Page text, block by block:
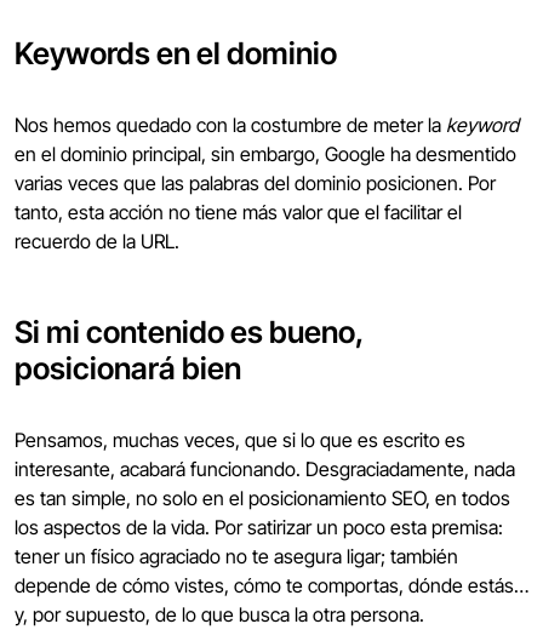
Keywords en el dominio
Nos hemos quedado con la costumbre de meter la keyword
en el dominio principal, sin embargo, Google ha desmentido
varias veces que las palabras del dominio posicionen. Por
tanto, esta acción no tiene más valor que el facilitar el
recuerdo de la URL.
Si mi contenido es bueno,
posicionará bien
Pensamos, muchas veces, que si lo que es escrito es
interesante, acabará funcionando. Desgraciadamente, nada
es tan simple, no solo en el posicionamiento SEO, en todos
los aspectos de la vida. Por satirizar un poco esta premisa:
tener un físico agraciado no te asegura ligar; también
depende de cómo vistes, cómo te comportas, dónde estás…
y, por supuesto, de lo que busca la otra persona.